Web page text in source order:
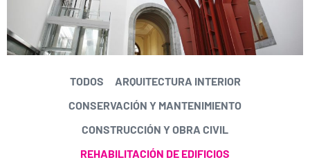
ARQUITECTURA INTERIOR
CONSERVACIÓN Y MANTENIMIENTO
CONSTRUCCIÓN Y OBRA CIVIL
REHABILITACIÓN DE EDIFICIOS
TODOS